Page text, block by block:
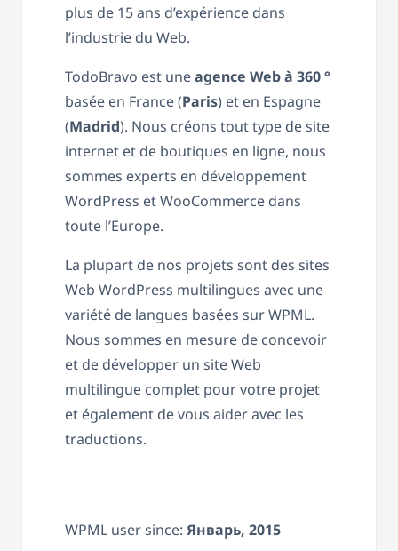
plus de 15 ans d’expérience dans
l’industrie du Web.
TodoBravo est uneagence Web à 360 °
basée en France (Paris) et en Espagne
(Madrid). Nous créons tout type de site
internet et de boutiques en ligne, nous
sommes experts en développement
WordPress et WooCommerce dans
toute l’Europe.
La plupart de nos projets sont des sites
Web WordPress multilingues avec une
variété de langues basées sur WPML.
Nous sommes en mesure de concevoir
et de développer un site Web
multilingue complet pour votre projet
et également de vous aider avec les
traductions.
WPML user since: Январь, 2015